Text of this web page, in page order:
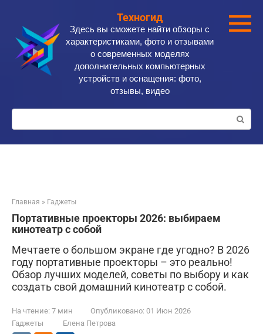
контенту
Техногид
Здесь вы сможете найти обзоры с
характеристиками, фото и отзывами
о современных моделях
дополнительных компьютерных
устройств и оснащения: фото,
отзывы, видео
Поиск:
Главная » Гаджеты
Портативные проекторы 2026: выбираем
кинотеатр с собой
Мечтаете о большом экране где угодно? В 2026
году портативные проекторы – это реально!
Обзор лучших моделей, советы по выбору и как
создать свой домашний кинотеатр с собой.
На чтение: 7 мин Опубликовано: 01 Июн 2026
Гаджеты
Елена Петрова